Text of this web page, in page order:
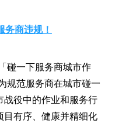
商违规！
碰一下服务商城市作
规范服务商在城市碰一
役中的作业和服务行
有序、健康并精细化